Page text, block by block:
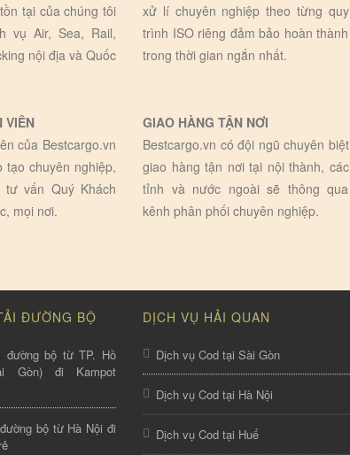
tại của chúng tôi
vụ Air, Sea, Rail,
nội địa và Quốc
xử lí chuyên nghiệp theo từng quy
trình ISO riêng đảm bảo hoàn thành
trong thời gian ngắn nhất.
VIÊN
của Bestcargo.vn
tạo chuyên nghiệp,
vấn Quý Khách
mọi nơi.
GIAO HÀNG TẬN NƠI
Bestcargo.vn có đội ngũ chuyên biệt
giao hàng tận nơi tại nội thành, các
tỉnh và nước ngoài sẽ thông qua
kênh phân phối chuyên nghiệp.
ĐƯỜNG BỘ
đường bộ từ TP. Hồ
Gòn) đi Kampot
bộ từ Hà Nội đi
DỊCH VỤ HẢI QUAN
Dịch vụ Cod tại Sài Gòn
Dịch vụ Cod tại Hà Nội
Dịch vụ Cod tại Huế